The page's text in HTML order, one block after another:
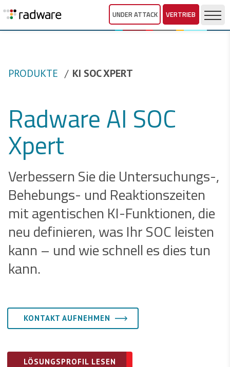
UNDER ATTACK VERTRIEB
PRODUKTE KI SOC XPERT
Radware AI SOC
Xpert
Verbessern Sie die Untersuchungs-,
Behebungs- und Reaktionszeiten
mit agentischen KI-Funktionen, die
neu definieren, was Ihr SOC leisten
kann – und wie schnell es dies tun
kann.
KONTAKT AUFNEHMEN
LÖSUNGSPROFIL LESEN